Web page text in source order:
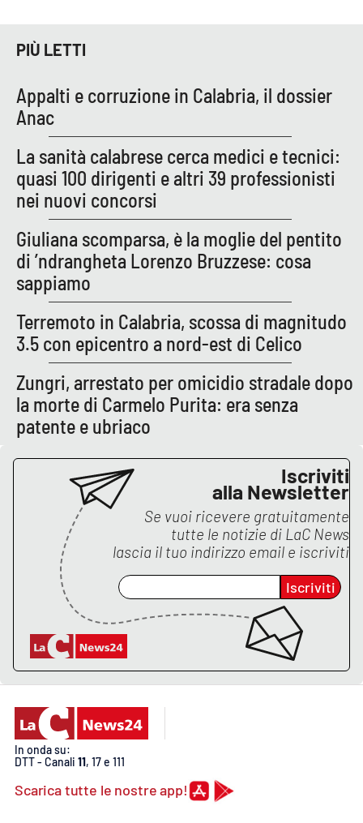
PIÙ LETTI
Appalti e corruzione in Calabria, il dossier
Anac
La sanità calabrese cerca medici e tecnici:
quasi 100 dirigenti e altri 39 professionisti
nei nuovi concorsi
Giuliana scomparsa, è la moglie del pentito
di ’ndrangheta Lorenzo Bruzzese: cosa
sappiamo
Terremoto in Calabria, scossa di magnitudo
3.5 con epicentro a nord-est di Celico
Zungri, arrestato per omicidio stradale dopo
la morte di Carmelo Purita: era senza
patente e ubriaco
Iscriviti
alla Newsletter
Se vuoi ricevere gratuitamente
tutte le notizie di LaC News
lascia il tuo indirizzo email e iscriviti
Iscriviti
In onda su:
DTT - Canali 11, 17 e 111
Scarica tutte le nostre app!